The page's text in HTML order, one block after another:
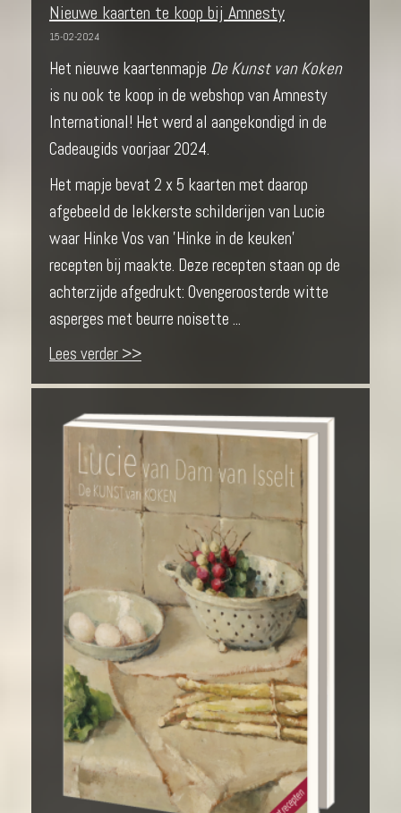
Nieuwe kaarten te koop bij Amnesty
15-02-2024
Het nieuwe kaartenmapje De Kunst van Koken
is nu ook te koop in de webshop van Amnesty
International! Het werd al aangekondigd in de
Cadeaugids voorjaar 2024.
Het mapje bevat 2 x 5 kaarten met daarop
afgebeeld de lekkerste schilderijen van Lucie
waar Hinke Vos van 'Hinke in de keuken'
recepten bij maakte. Deze recepten staan op de
achterzijde afgedrukt: Ovengeroosterde witte
asperges met beurre noisette ...
Lees verder >>